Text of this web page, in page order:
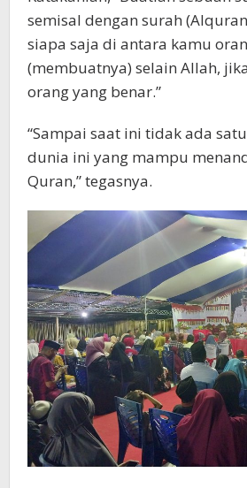
semisal dengan surah
siapa saja di antara kamu
(membuatnya) selain Allah,
orang yang benar.”
“Sampai saat ini tidak ada
dunia ini yang mampu
Quran,” tegasnya.